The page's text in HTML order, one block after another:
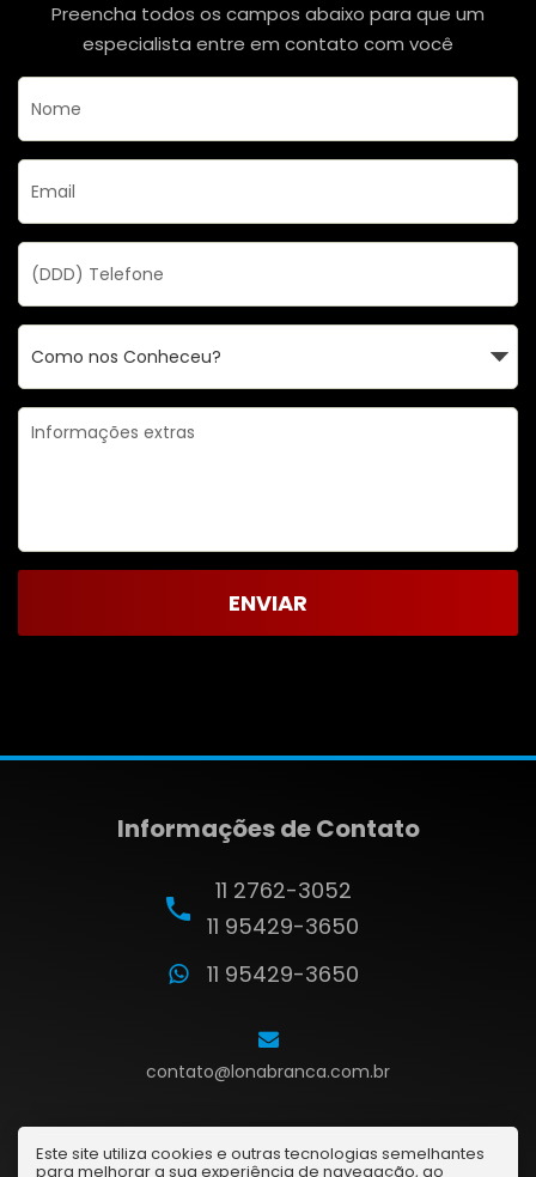
Preencha todos os campos abaixo para que um
especialista entre em contato com você
ENVIAR
Informações de Contato
11 2762-3052
11 95429-3650
11 95429-3650
contato@lonabranca.com.br
Este site utiliza cookies e outras tecnologias semelhantes
para melhorar a sua experiência de navegação, ao